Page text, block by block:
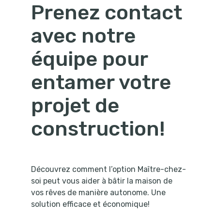
Prenez contact
avec notre
équipe pour
entamer votre
projet de
construction!
Découvrez comment l’option Maître-chez-
soi peut vous aider à bâtir la maison de
vos rêves de manière autonome. Une
solution efficace et économique!